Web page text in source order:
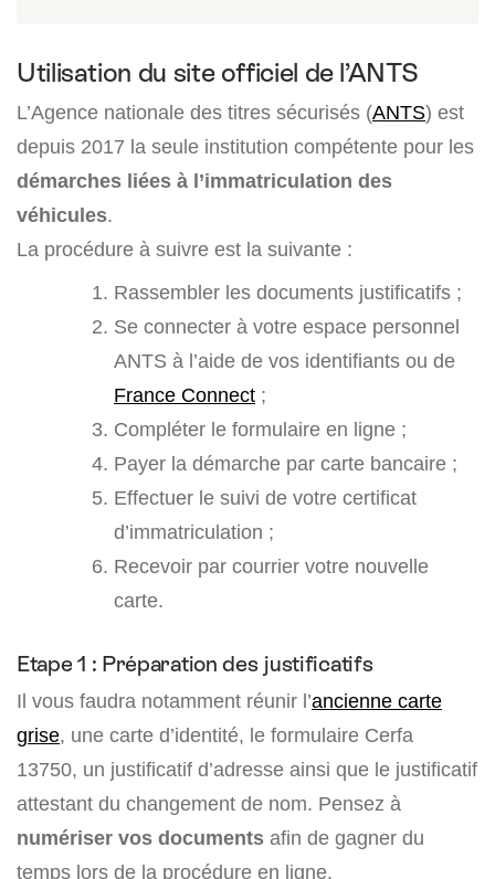
Utilisation du site officiel de l’ANTS
L’Agence nationale des titres sécurisés (ANTS) est
depuis 2017 la seule institution compétente pour les
démarches liées à l’immatriculation des
véhicules.
La procédure à suivre est la suivante :
Rassembler les documents justificatifs ;
Se connecter à votre espace personnel
ANTS à l’aide de vos identifiants ou de
France Connect ;
Compléter le formulaire en ligne ;
Payer la démarche par carte bancaire ;
Effectuer le suivi de votre certificat
d’immatriculation ;
Recevoir par courrier votre nouvelle
carte.
Etape 1 : Préparation des justificatifs
Il vous faudra notamment réunir l’ancienne carte
grise, une carte d’identité, le formulaire Cerfa
13750, un justificatif d’adresse ainsi que le justificatif
attestant du changement de nom. Pensez à
numériser vos documents afin de gagner du
temps lors de la procédure en ligne.